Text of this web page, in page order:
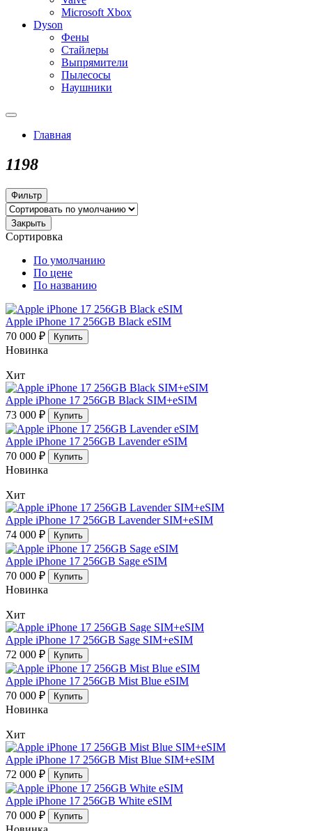
Microsoft Xbox
Dyson
Фены
Стайлеры
Выпрямители
Пылесосы
Наушники
Главная
1198
Фильтр
Закрыть
Сортировка
По умолчанию
По цене
По названию
Apple iPhone 17 256GB Black eSIM
70 000 ₽
Купить
Новинка
Хит
Apple iPhone 17 256GB Black SIM+eSIM
73 000 ₽
Купить
Apple iPhone 17 256GB Lavender eSIM
70 000 ₽
Купить
Новинка
Хит
Apple iPhone 17 256GB Lavender SIM+eSIM
74 000 ₽
Купить
Apple iPhone 17 256GB Sage eSIM
70 000 ₽
Купить
Новинка
Хит
Apple iPhone 17 256GB Sage SIM+eSIM
72 000 ₽
Купить
Apple iPhone 17 256GB Mist Blue eSIM
70 000 ₽
Купить
Новинка
Хит
Apple iPhone 17 256GB Mist Blue SIM+eSIM
72 000 ₽
Купить
Apple iPhone 17 256GB White eSIM
70 000 ₽
Купить